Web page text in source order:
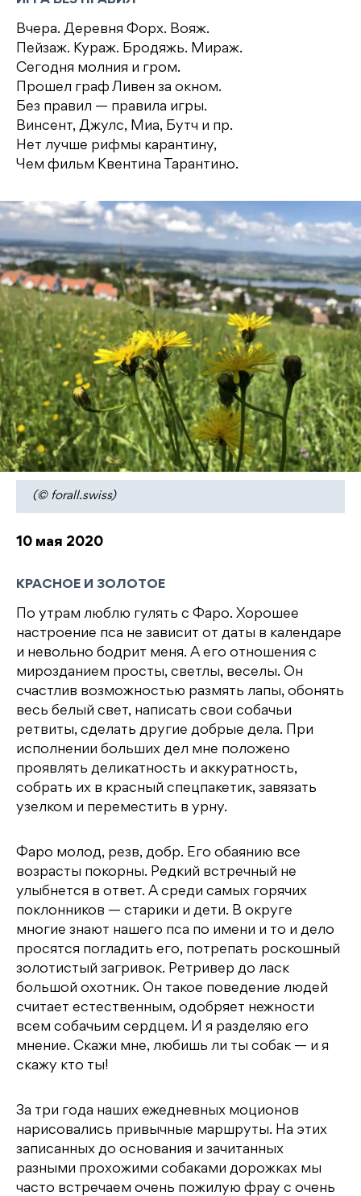
Вчера. Деревня Форх. Вояж.
Пейзаж. Кураж. Бродяжь. Мираж.
Сегодня молния и гром.
Прошел граф Ливен за окном.
Без правил — правила игры.
Винсент, Джулс, Миа, Бутч и пр.
Нет лучше рифмы карантину,
Чем фильм Квентина Тарантино.
(© forall.swiss)
10 мая 2020
КРАСНОЕ И ЗОЛОТОЕ
По утрам люблю гулять с Фаро. Хорошее
настроение пса не зависит от даты в календаре
и невольно бодрит меня. А его отношения с
мирозданием просты, светлы, веселы. Он
счастлив возможностью размять лапы, обонять
весь белый свет, написать свои собачьи
ретвиты, сделать другие добрые дела. При
исполнении больших дел мне положено
проявлять деликатность и аккуратность,
собрать их в красный спецпакетик, завязать
узелком и переместить в урну.
Фаро молод, резв, добр. Его обаянию все
возрасты покорны. Редкий встречный не
улыбнется в ответ. А среди самых горячих
поклонников — старики и дети. В округе
многие знают нашего пса по имени и то и дело
просятся погладить его, потрепать роскошный
золотистый загривок. Ретривер до ласк
большой охотник. Он такое поведение людей
считает естественным, одобряет нежности
всем собачьим сердцем. И я разделяю его
мнение. Скажи мне, любишь ли ты собак — и я
скажу кто ты!
За три года наших ежедневных моционов
нарисовались привычные маршруты. На этих
записанных до основания и зачитанных
разными прохожими собаками дорожках мы
часто встречаем очень пожилую фрау с очень